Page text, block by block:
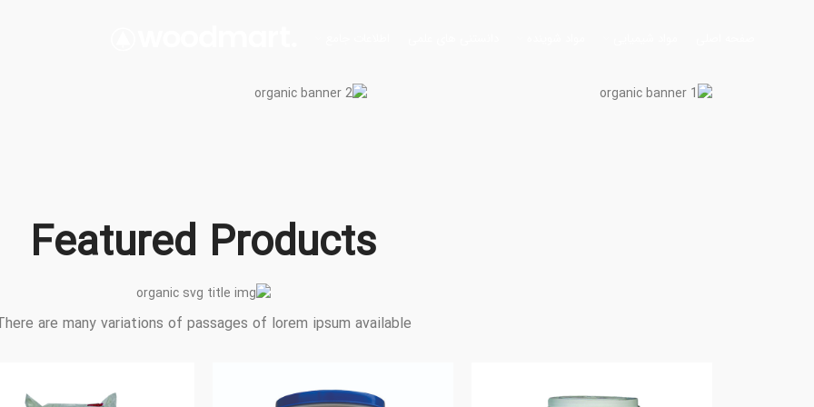
Featured Products
are many variations of passages of lorem ipsum available